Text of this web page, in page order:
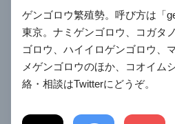
ゲンゴロウ繁殖勢。呼び方は「
東京。ナミゲンゴロウ、コガタ
ゴロウ、ハイイロゲンゴロウ、
メゲンゴロウのほか、コオイム
絡・相談はTwitterにどうぞ。